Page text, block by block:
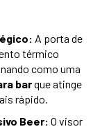
A porta de
térmico
como uma
barque atinge
rápido.
Beer: O visor